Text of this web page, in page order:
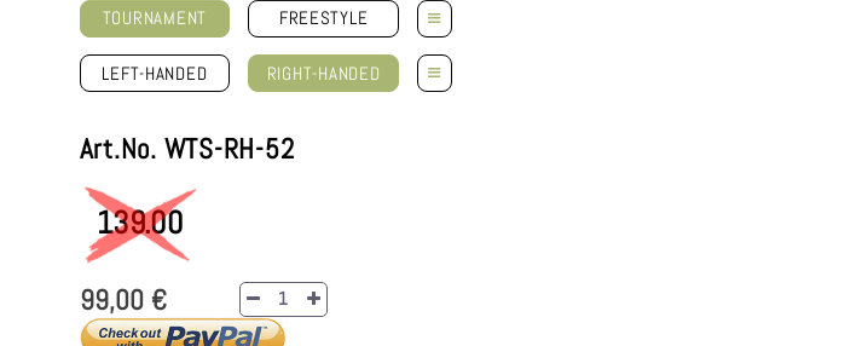
TOURNAMENT FREESTYLE ≡
LEFT-HANDED RIGHT-HANDED ≡
Art.No. WTS-RH-52
139.00
99,00 €